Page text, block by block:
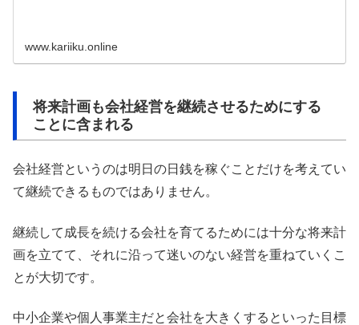
www.kariiku.online
将来計画も会社経営を継続させるためにする
ことに含まれる
会社経営というのは明日の日銭を稼ぐことだけを考えてい
て継続できるものではありません。
継続して成長を続ける会社を育てるためには十分な将来計
画を立てて、それに沿って迷いのない経営を重ねていくこ
とが大切です。
中小企業や個人事業主だと会社を大きくするといった目標